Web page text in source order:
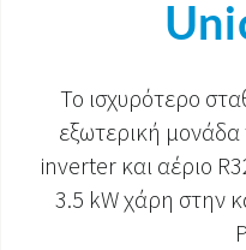
ΟΛΟΚΛΗΡΩΜΈΝΑ ΣΥΣΤΉΜΑΤΑ
ΚΌΣΜΟΣ OS
ΈΓΓΡΑΦΑ ΠΡΟΪΌΝΤΩΝ
Το ισχυρότερο
εξωτερική μονάδα
inverter και αέριο
3.5 kW χάρη στην